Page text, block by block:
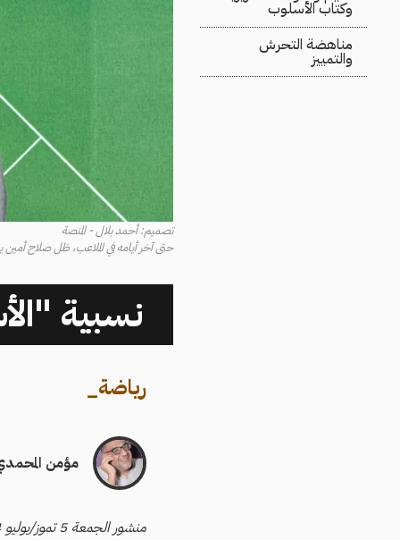
وكتاب الأسلوب
مناهضة التحرش
والتمييز
تصميم: أحمد بلال - المنصة
حتى آخر أيامه في الملاعب، ظل صلاح
نسبية
رياضة_
مؤمن
منشور الجمعة 5 تموز/يوليو 2024